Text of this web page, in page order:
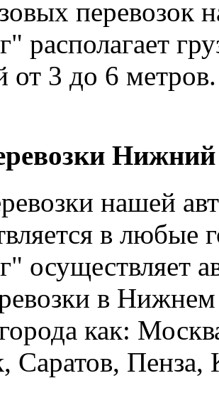
перевозок
располагает
от 3 до 6 метров.
нашей
в любые
осуществляет
в
как:
Саратов, Пенза,